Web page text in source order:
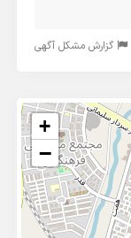
گزارش مشکل آگهی
+
−